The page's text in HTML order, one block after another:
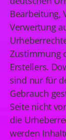
Bearbeitung,
Verwertung
Zustimmung
Erstellers.
sind nur für
Gebrauch
Seite nicht
die
werden